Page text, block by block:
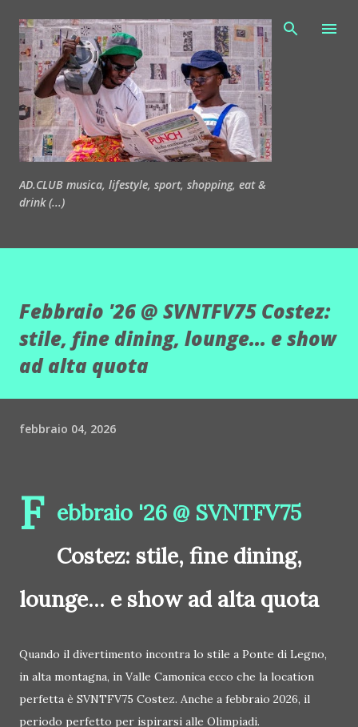
Passa ai contenuti principali
AD.CLUB musica, lifestyle, sport, shopping, eat &
drink (...)
Febbraio '26 @ SVNTFV75 Costez:
stile, fine dining, lounge... e show
ad alta quota
febbraio 04, 2026
F ebbraio '26 @ SVNTFV75
Costez: stile, fine dining,
lounge... e show ad alta quota
Quando il divertimento incontra lo stile a Ponte di Legno,
in alta montagna, in Valle Camonica ecco che la location
perfetta è SVNTFV75 Costez. Anche a febbraio 2026, il
periodo perfetto per ispirarsi alle Olimpiadi.